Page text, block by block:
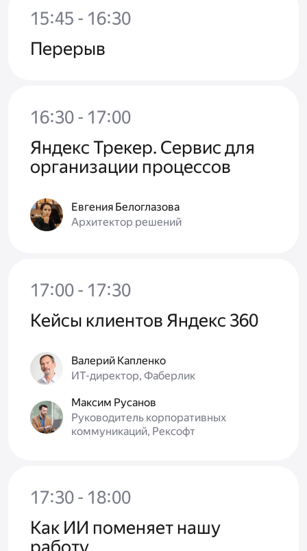
15:45 - 16:30
Перерыв
16:30 - 17:00
Яндекс Трекер. Сервис для
организации процессов
Евгения Белоглазова
Архитектор решений
17:00 - 17:30
Кейсы клиентов Яндекс 360
Валерий Капленко
ИТ-директор, Фаберлик
Максим Русанов
Руководитель корпоративных
коммуникаций, Рексофт
17:30 - 18:00
Как ИИ поменяет нашу